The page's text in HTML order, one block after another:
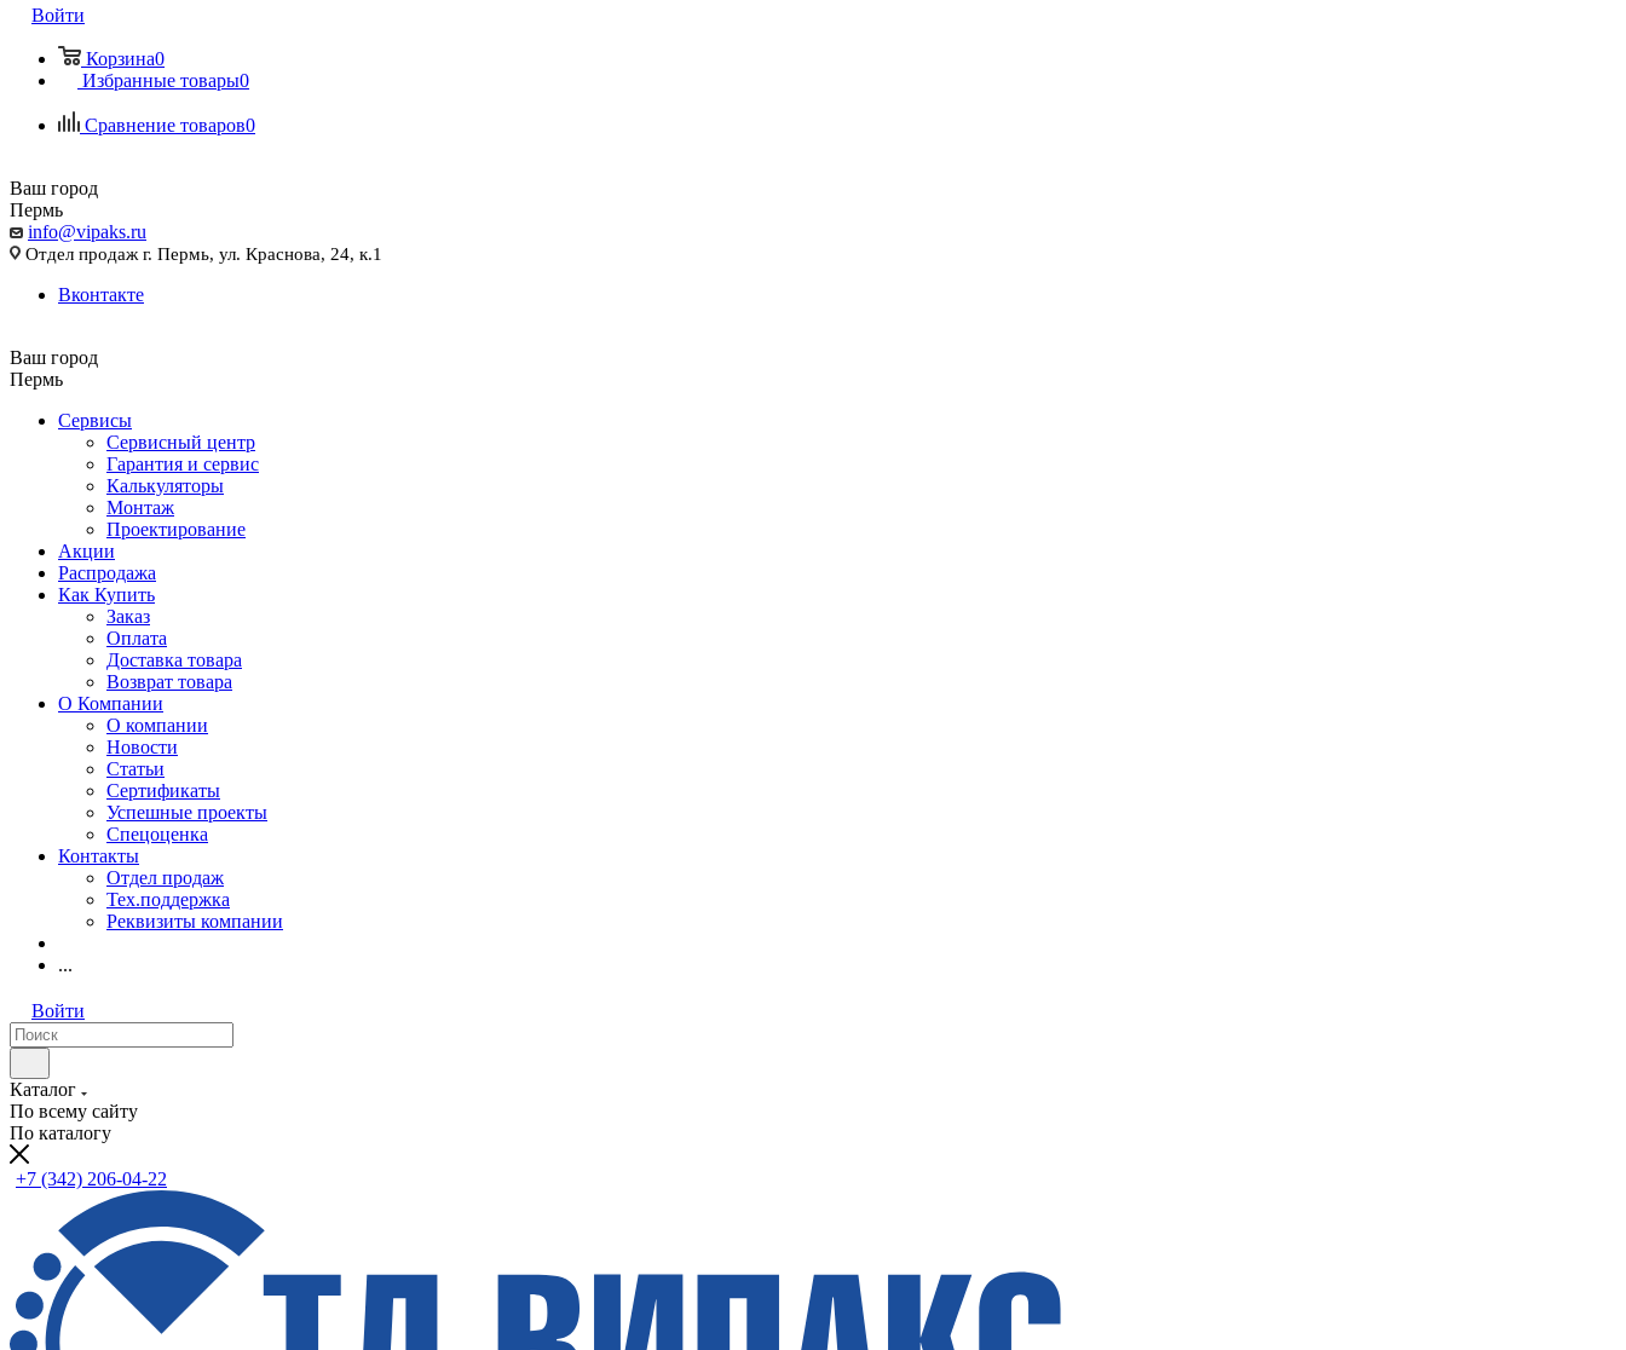
Войти
Корзина0
Избранные товары0
Сравнение товаров0
Ваш город
Пермь
info@vipaks.ru
Отдел продаж г. Пермь, ул. Краснова, 24, к.1
Вконтакте
Ваш город
Пермь
Сервисы
Сервисный центр
Гарантия и сервис
Калькуляторы
Монтаж
Проектирование
Акции
Распродажа
Как Купить
Заказ
Оплата
Доставка товара
Возврат товара
О Компании
О компании
Новости
Статьи
Сертификаты
Успешные проекты
Спецоценка
Контакты
Отдел продаж
Тех.поддержка
Реквизиты компании
...
Войти
Каталог
По всему сайту
По каталогу
+7 (342) 206-04-22